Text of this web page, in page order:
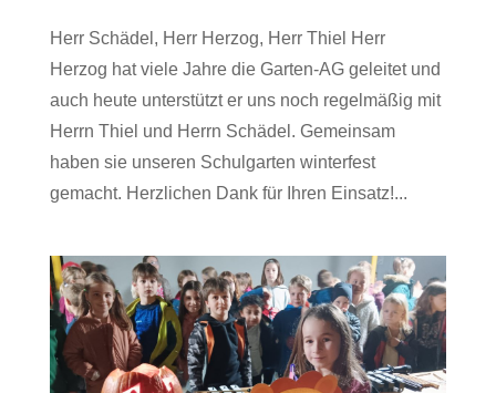
Herr Schädel, Herr Herzog, Herr Thiel Herr
Herzog hat viele Jahre die Garten-AG geleitet und
auch heute unterstützt er uns noch regelmäßig mit
Herrn Thiel und Herrn Schädel. Gemeinsam
haben sie unseren Schulgarten winterfest
gemacht. Herzlichen Dank für Ihren Einsatz!...